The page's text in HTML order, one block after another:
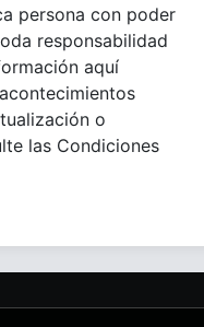
persona con poder
responsabilidad
aquí
o
las Condiciones